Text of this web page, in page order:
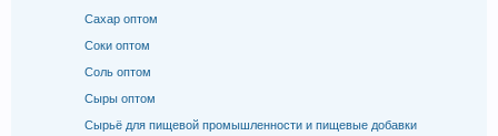
Сахар оптом
Соки оптом
Соль оптом
Сыры оптом
Сырьё для пищевой промышленности и пищевые добавки